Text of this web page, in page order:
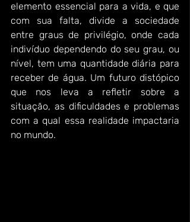
elemento essencial para a vida, e que
com sua falta, divide a sociedade
entre graus de privilégio, onde cada
indivíduo dependendo do seu grau, ou
nível, tem uma quantidade diária para
receber de água. Um futuro distópico
que nos leva a refletir sobre a
situação, as dificuldades e problemas
com a qual essa realidade impactaria
no mundo.